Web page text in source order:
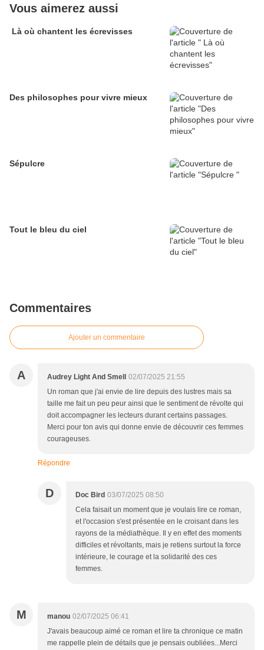
Vous aimerez aussi
Là où chantent les écrevisses
Des philosophes pour vivre mieux
Sépulcre
Tout le bleu du ciel
Commentaires
Ajouter un commentaire
A Audrey Light And Smell
02/07/2025 21:55
Un roman que j'ai envie de lire depuis des lustres mais sa
taille me fait un peu peur ainsi que le sentiment de révolte qui
doit accompagner les lecteurs durant certains passages.
Merci pour ton avis qui donne envie de découvrir ces femmes
courageuses.
Répondre
D Doc Bird 03/07/2025 08:50
Cela faisait un moment que je voulais lire ce roman,
et l'occasion s'est présentée en le croisant dans les
rayons de la médiathèque. Il y en effet des moments
difficiles et révoltants, mais je retiens surtout la force
intérieure, le courage et la solidarité des ces
femmes.
M manou 02/07/2025 06:41
J'avais beaucoup aimé ce roman et lire ta chronique ce matin
me rappelle plein de détails que je pensais oubliées...Merci